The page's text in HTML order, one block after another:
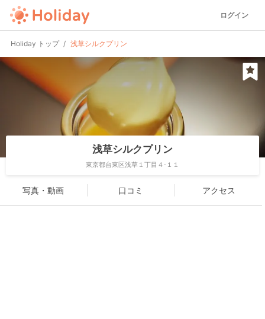
ログイン
Holiday トップ 浅草シルクプリン
浅草シルクプリン
東京都台東区浅草１丁目４-１１
写真・動画 口コミ アクセス